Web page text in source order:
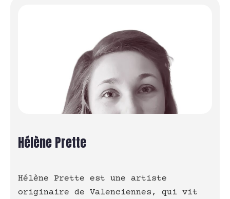
Hélène Prette
Hélène Prette est une artiste
originaire de Valenciennes, qui vit